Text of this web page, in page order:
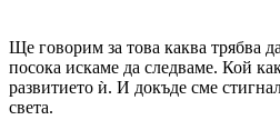
Ще говорим за това каква трябва
посока искаме да следваме. Кой
развитието ѝ. И докъде сме
света.